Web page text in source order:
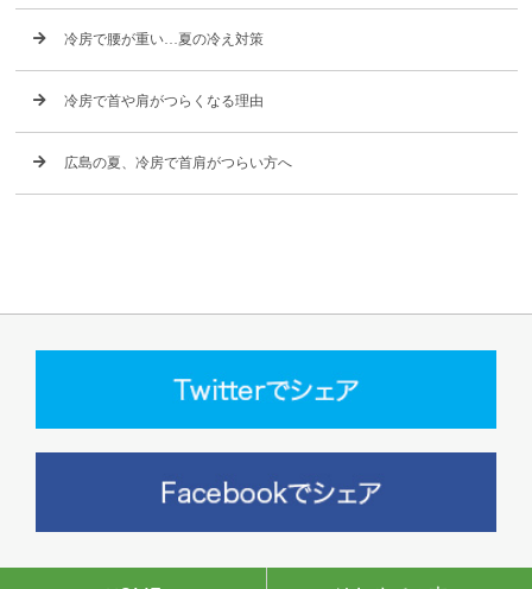
冷房で腰が重い…夏の冷え対策
冷房で首や肩がつらくなる理由
広島の夏、冷房で首肩がつらい方へ